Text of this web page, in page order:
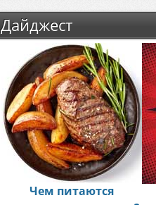
Дайджест
Чем питаются